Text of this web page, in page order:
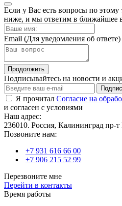
Если у Вас есть вопросы по этому
ниже, и мы ответим в ближайшее
Email (Для уведомления об ответе)
Продолжить
Подписывайтесь на новости и
Я прочитал Согласие на
и согласен с условиями
Наш адрес:
236010. Россия, Калининград пр-
Позвоните нам:
+7 931 616 66 00
+7 906 215 52 99
Перезвоните мне
Перейти в контакты
Время работы